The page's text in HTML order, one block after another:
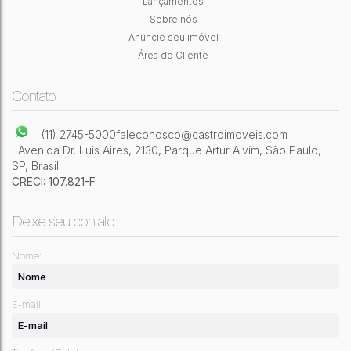
Banheiro(s) 1Sala(s)
Sobre nós
Anuncie seu imóvel
Área do Cliente
Contato
(11) 2745-5000faleconosco@castroimoveis.com
Avenida Dr. Luis Aires, 2130, Parque Artur Alvim, São Paulo,
SP, Brasil
CRECI: 107.821-F
Deixe seu contato
Nome:
E-mail: